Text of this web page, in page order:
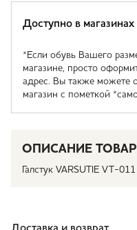
Доступно в магазинах
*Если обувь Вашего
магазине, просто
адрес. Вы также можете
магазин с пометкой
ОПИСАНИЕ
Галстук VARSUTIE VT-